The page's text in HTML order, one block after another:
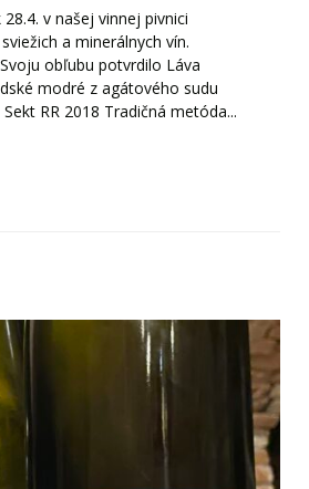
v našej vinnej pivnici
a minerálnych vín.
obľubu potvrdilo Láva
modré z agátového sudu
RR 2018 Tradičná metóda...